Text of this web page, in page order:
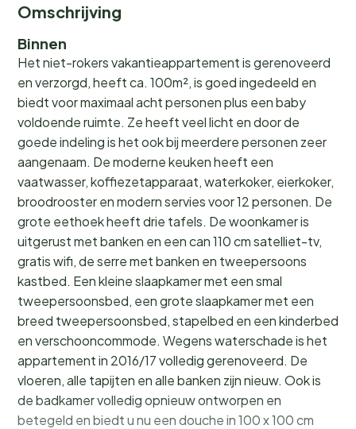
Omschrijving
Binnen
Het niet-rokers vakantieappartement is gerenoveerd
en verzorgd, heeft ca. 100m², is goed ingedeeld en
biedt voor maximaal acht personen plus een baby
voldoende ruimte. Ze heeft veel licht en door de
goede indeling is het ook bij meerdere personen zeer
aangenaam. De moderne keuken heeft een
vaatwasser, koffiezetapparaat, waterkoker, eierkoker,
broodrooster en modern servies voor 12 personen. De
grote eethoek heeft drie tafels. De woonkamer is
uitgerust met banken en een can 110 cm satelliet-tv,
gratis wifi, de serre met banken en tweepersoons
kastbed. Een kleine slaapkamer met een smal
tweepersoonsbed, een grote slaapkamer met een
breed tweepersoonsbed, stapelbed en een kinderbed
en verschooncommode. Wegens waterschade is het
appartement in 2016/17 volledig gerenoveerd. De
vloeren, alle tapijten en alle banken zijn nieuw. Ook is
de badkamer volledig opnieuw ontworpen en
betegeld en biedt u nu een douche in 100 x 100 cm